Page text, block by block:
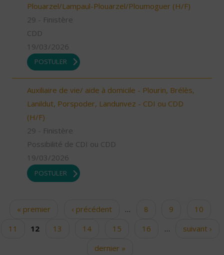
Plouarzel/Lampaul-Plouarzel/Ploumoguer (H/F)
29 - Finistère
CDD
19/03/2026
POSTULER
Auxiliaire de vie/ aide à domicile - Plourin, Brélès,
Lanildut, Porspoder, Landunvez - CDI ou CDD
(H/F)
29 - Finistère
Possibilité de CDI ou CDD
19/03/2026
POSTULER
Pages« premier ‹ précédent … 8 9
10
11
12 13 14 15 16 …
suivant ›
dernier »